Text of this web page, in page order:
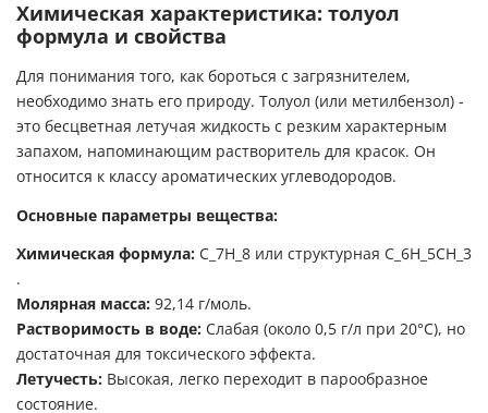
Химическая характеристика: толуол
формула и свойства
Для понимания того, как бороться с загрязнителем,
необходимо знать его природу. Толуол (или метилбензол) -
это бесцветная летучая жидкость с резким характерным
запахом, напоминающим растворитель для красок. Он
относится к классу ароматических углеводородов.
Основные параметры вещества:
Химическая формула: C_7H_8 или структурная C_6H_5CH_3
.
Молярная масса: 92,14 г/моль.
Растворимость в воде: Слабая (около 0,5 г/л при 20°C), но
достаточная для токсического эффекта.
Летучесть: Высокая, легко переходит в парообразное
состояние.